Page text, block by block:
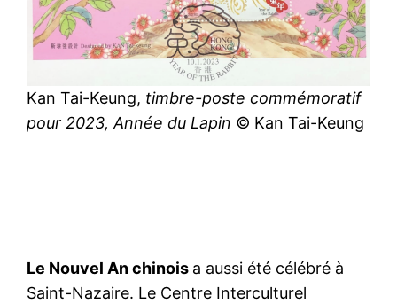
Kan Tai-Keung, timbre-poste commémoratif
pour 2023, Année du Lapin © Kan Tai-Keung
Le Nouvel An chinois a aussi été célébré à
Saint-Nazaire. Le Centre Interculturel